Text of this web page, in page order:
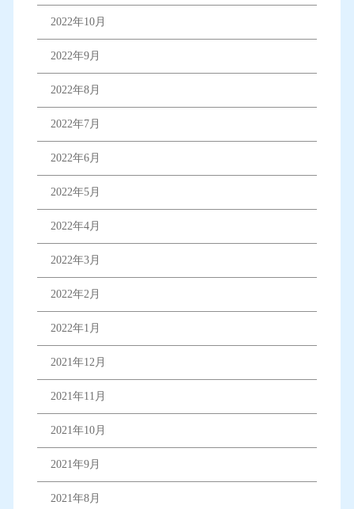
2022年10月
2022年9月
2022年8月
2022年7月
2022年6月
2022年5月
2022年4月
2022年3月
2022年2月
2022年1月
2021年12月
2021年11月
2021年10月
2021年9月
2021年8月